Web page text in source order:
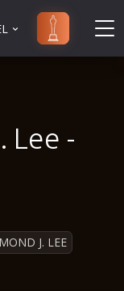
Lee -
J. LEE